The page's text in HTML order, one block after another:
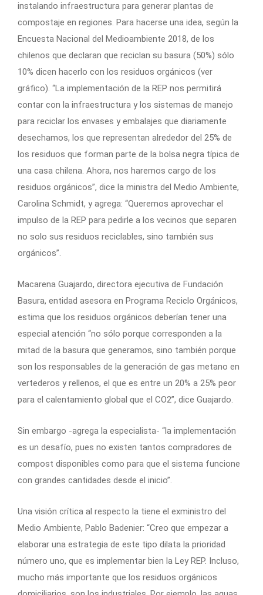
instalando infraestructura para generar plantas de
compostaje en regiones. Para hacerse una idea, según la
Encuesta Nacional del Medioambiente 2018, de los
chilenos que declaran que reciclan su basura (50%) sólo
10% dicen hacerlo con los residuos orgánicos (ver
gráfico). “La implementación de la REP nos permitirá
contar con la infraestructura y los sistemas de manejo
para reciclar los envases y embalajes que diariamente
desechamos, los que representan alrededor del 25% de
los residuos que forman parte de la bolsa negra típica de
una casa chilena. Ahora, nos haremos cargo de los
residuos orgánicos”, dice la ministra del Medio Ambiente,
Carolina Schmidt, y agrega: “Queremos aprovechar el
impulso de la REP para pedirle a los vecinos que separen
no solo sus residuos reciclables, sino también sus
orgánicos”.
Macarena Guajardo, directora ejecutiva de Fundación
Basura, entidad asesora en Programa Reciclo Orgánicos,
estima que los residuos orgánicos deberían tener una
especial atención “no sólo porque corresponden a la
mitad de la basura que generamos, sino también porque
son los responsables de la generación de gas metano en
vertederos y rellenos, el que es entre un 20% a 25% peor
para el calentamiento global que el CO2”, dice Guajardo.
Sin embargo -agrega la especialista- “la implementación
es un desafío, pues no existen tantos compradores de
compost disponibles como para que el sistema funcione
con grandes cantidades desde el inicio”.
Una visión crítica al respecto la tiene el exministro del
Medio Ambiente, Pablo Badenier: “Creo que empezar a
elaborar una estrategia de este tipo dilata la prioridad
número uno, que es implementar bien la Ley REP. Incluso,
mucho más importante que los residuos orgánicos